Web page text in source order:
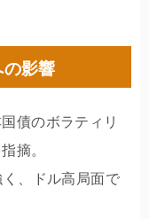
影響
債のボラティリ
摘。
、ドル高局面で